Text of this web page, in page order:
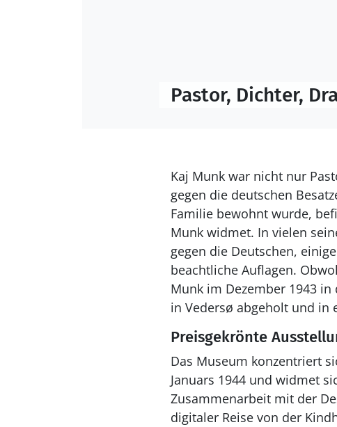
Pastor, Dichter,
Kaj Munk war nicht nur
gegen die deutschen
Familie bewohnt wurde,
Munk widmet. In vielen
gegen die Deutschen,
beachtliche Auflagen.
Munk im Dezember 1943
in Vedersø abgeholt und in
Preisgekrönte
Das Museum konzentriert
Januars 1944 und widmet
Zusammenarbeit mit der
digitaler Reise von der